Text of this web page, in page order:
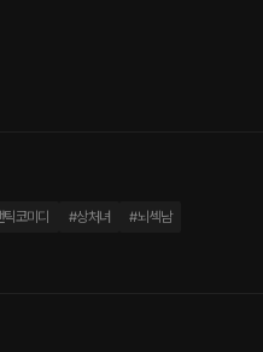
틱코미디 #상처녀 #뇌섹남